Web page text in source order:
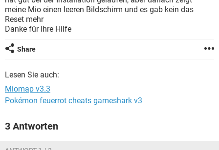
FACEBOOK HARDWARE
WHATSAPP TIKTOK
FACEBOOK
ANDROID IOS
WINDOWS 10
FACEBOOK
meine Mio einen leeren Bildschirm und es gab kein das
Reset mehr
Danke für Ihre Hilfe
Share
Lesen Sie auch:
Miomap v3.3
Pokémon feuerrot cheats gameshark v3
3 Antworten